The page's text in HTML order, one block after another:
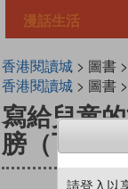
漫話生活
香港閱讀城> 圖書 >
香港閱讀城> 圖書 >
寫給兒童
膀（下）
請登入以